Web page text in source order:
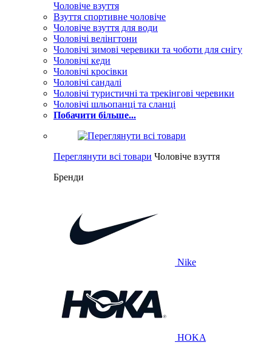
Чоловіче взуття
Взуття спортивне чоловіче
Чоловіче взуття для води
Чоловічі велінгтони
Чоловічі зимові черевики та чоботи для снігу
Чоловічі кеди
Чоловічі кросівки
Чоловічі сандалі
Чоловічі туристичні та трекінгові черевики
Чоловічі шльопанці та сланці
Побачити більше...
Переглянути всі товари Чоловіче взуття
Бренди
Nike
HOKA